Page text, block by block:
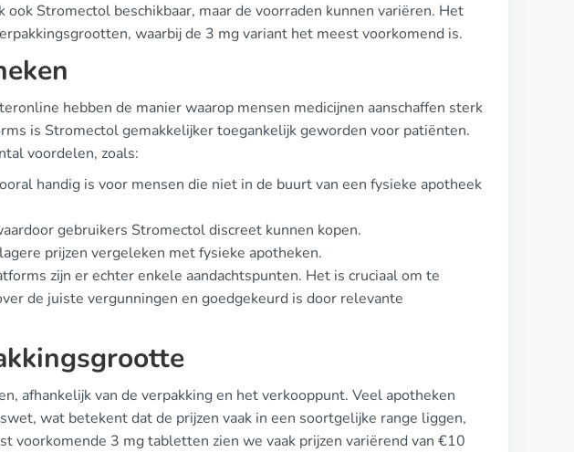
Stromectol beschikbaar, maar de voorraden kunnen variëren. Het
waarbij de 3 mg variant het meest voorkomend is.
hebben de manier waarop mensen medicijnen aanschaffen sterk
is Stromectol gemakkelijker toegankelijk geworden voor patiënten.
voordelen, zoals:
handig is voor mensen die niet in de buurt van een fysieke apotheek
gebruikers Stromectol discreet kunnen kopen.
prijzen vergeleken met fysieke apotheken.
zijn er echter enkele aandachtspunten. Het is cruciaal om te
de juiste vergunningen en goedgekeurd is door relevante
afhankelijk van de verpakking en het verkooppunt. Veel apotheken
wat betekent dat de prijzen vaak in een soortgelijke range liggen,
voorkomende 3 mg tabletten zien we vaak prijzen variërend van €10